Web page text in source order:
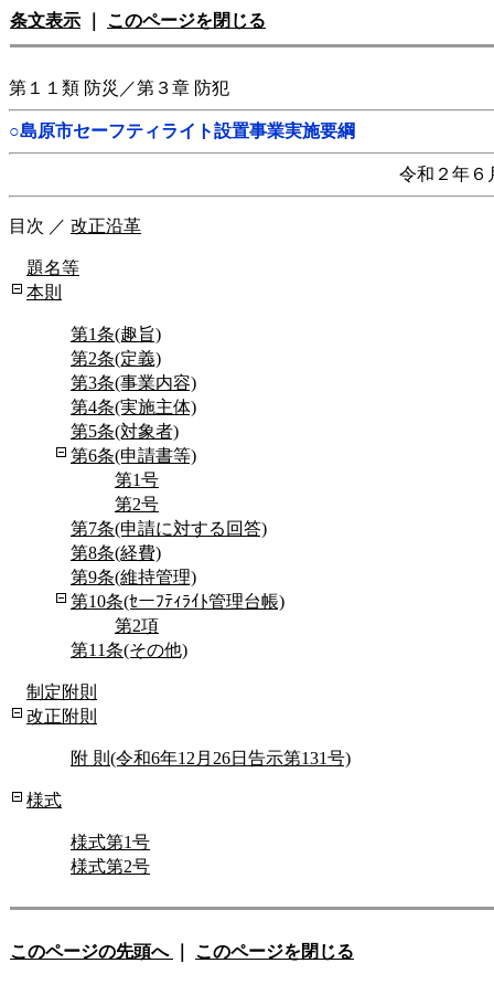
条文表示 このページを閉じる
第１１類 防災／第３章 防犯
○島原市セーフティライト設置事業実施要綱
令和２年６
目次 ／ 改正沿革
題名等
本則
第1条(趣旨)
第2条(定義)
第3条(事業内容)
第4条(実施主体)
第5条(対象者)
第6条(申請書等)
第1号
第2号
第7条(申請に対する回答)
第8条(経費)
第9条(維持管理)
第10条(ｾーﾌﾃｨﾗｲﾄ管理台帳)
第2項
第11条(その他)
制定附則
改正附則
附 則(令和6年12月26日告示第131号)
様式
様式第1号
様式第2号
このページの先頭へ このページを閉じる